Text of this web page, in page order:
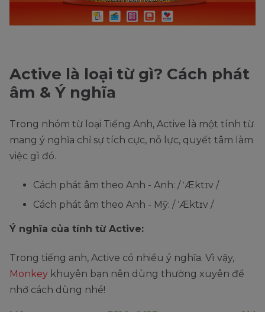
Active là loại từ gì? Cách phát
âm & Ý nghĩa
Trong nhóm từ loại Tiếng Anh, Active là một tính từ
mang ý nghĩa chỉ sự tích cực, nỗ lực, quyết tâm làm
việc gì đó.
Cách phát âm theo Anh - Anh: / ˈÆktɪv /
Cách phát âm theo Anh - Mỹ: / ˈÆktɪv /
Ý nghĩa của tính từ Active:
Trong tiếng anh, Active có nhiều ý nghĩa. Vì vậy,
Monkey khuyên bạn nên dùng thường xuyên để
nhớ cách dùng nhé!